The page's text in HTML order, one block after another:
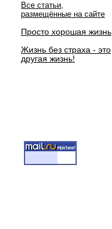
Все статьи,
размещённые на сайте
Просто хорошая жизнь
Жизнь без страха - это
другая жизнь!